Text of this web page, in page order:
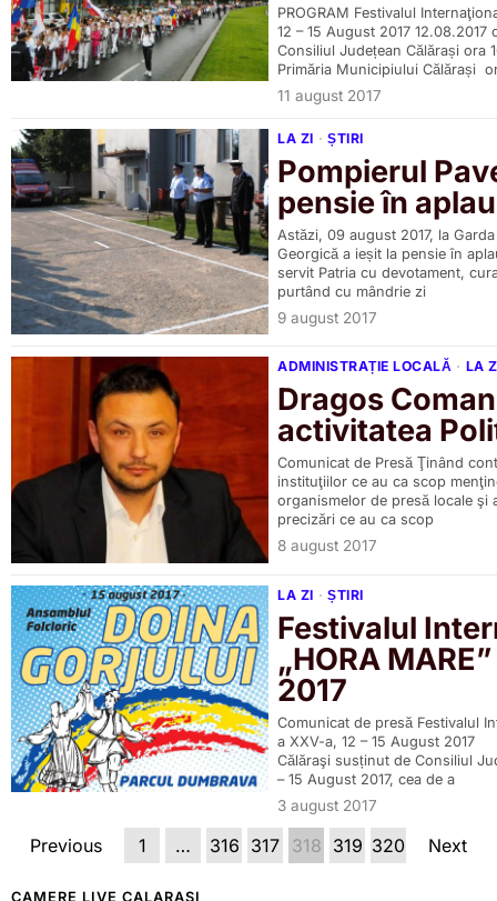
PROGRAM Festivalul
12 – 15 August 2017
Consiliul Județean Călărași ora
Primăria Municipiului Călărași
11 august 2017
LA ZI · ȘTIRI
Pompierul
pensie în
Astăzi, 09 august 2017, la
Georgică a ieșit la pensie în
servit Patria cu devotament,
purtând cu mândrie zi
9 august 2017
ADMINISTRAȚIE LOCALĂ · LA
Dragos
activitatea
Comunicat de Presă Ţinând
instituţiilor ce au ca scop
organismelor de presă locale şi
precizări ce au ca scop
8 august 2017
LA ZI · ȘTIRI
Festivalul
„HORA
2017
Comunicat de presă Festivalul
a XXV-a, 12 – 15 August
Călăraşi susținut de Consiliul
– 15 August 2017, cea de a
3 august 2017
Previous 1 … 316 317 318 319 320 Next
CAMERE LIVE CALARASI